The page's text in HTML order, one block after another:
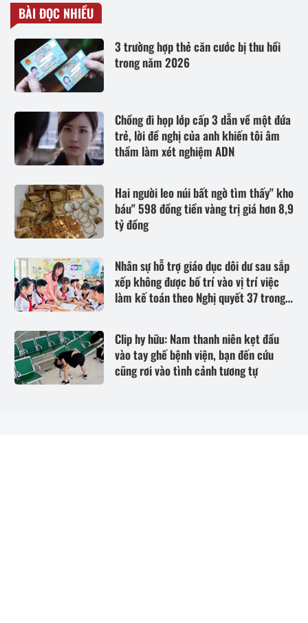
BÀI ĐỌC NHIỀU
3 trường hợp thẻ căn cước bị thu hồi
trong năm 2026
Chồng đi họp lớp cấp 3 dẫn về một đứa
trẻ, lời đề nghị của anh khiến tôi âm
thầm làm xét nghiệm ADN
Hai người leo núi bất ngờ tìm thấy" kho
báu" 598 đồng tiền vàng trị giá hơn 8,9
tỷ đồng
Nhân sự hỗ trợ giáo dục dôi dư sau sắp
xếp không được bố trí vào vị trí việc
làm kế toán theo Nghị quyết 37 trong
Clip hy hữu: Nam thanh niên kẹt đầu
vào tay ghế bệnh viện, bạn đến cứu
cũng rơi vào tình cảnh tương tự